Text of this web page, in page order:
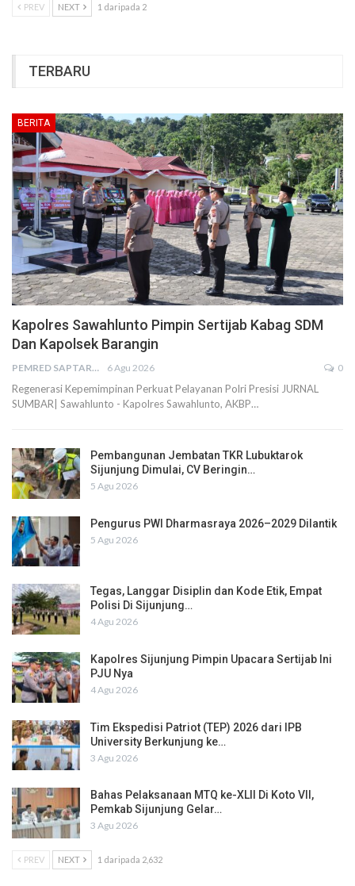
PREV NEXT 1 daripada 2
TERBARU
BERITA
Kapolres Sawahlunto Pimpin Sertijab Kabag SDM
Dan Kapolsek Barangin
PEMRED SAPTARIUS 6 Agu 2026 0
Regenerasi Kepemimpinan Perkuat Pelayanan Polri Presisi JURNAL
SUMBAR| Sawahlunto - Kapolres Sawahlunto, AKBP…
Pembangunan Jembatan TKR Lubuktarok
Sijunjung Dimulai, CV Beringin…
5 Agu 2026
Pengurus PWI Dharmasraya 2026–2029 Dilantik
5 Agu 2026
Tegas, Langgar Disiplin dan Kode Etik, Empat
Polisi Di Sijunjung…
4 Agu 2026
Kapolres Sijunjung Pimpin Upacara Sertijab Ini
PJU Nya
4 Agu 2026
Tim Ekspedisi Patriot (TEP) 2026 dari IPB
University Berkunjung ke…
3 Agu 2026
Bahas Pelaksanaan MTQ ke-XLII Di Koto VII,
Pemkab Sijunjung Gelar…
3 Agu 2026
PREV NEXT 1 daripada 2,632